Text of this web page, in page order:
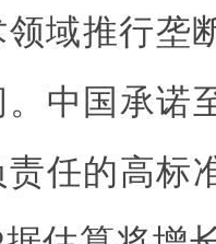
域推行垄
中国承诺
责任的高